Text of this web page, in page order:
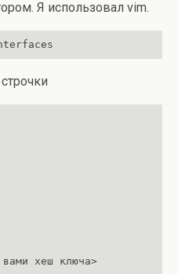
Я использовал vim.
хеш ключа>